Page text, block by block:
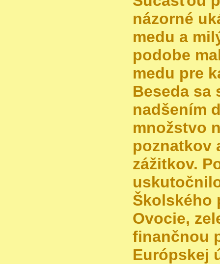
názorné
medu a
podobe
medu pre
Beseda sa
nadšením
množstvo
poznatkov
zážitkov.
Školského
Ovocie,
finančnou
Európskej